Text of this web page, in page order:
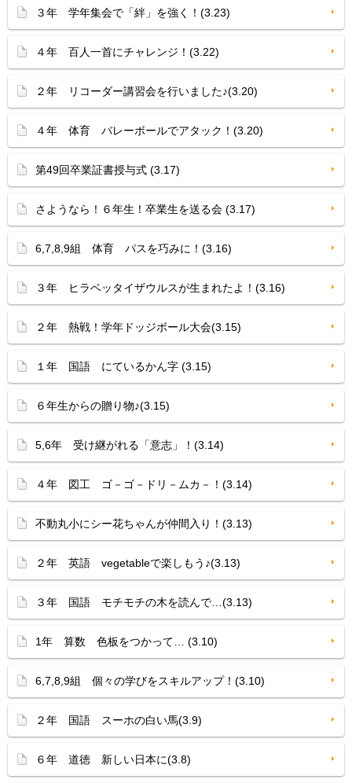
３年 学年集会で「絆」を強く！(3.23)
４年 百人一首にチャレンジ！(3.22)
２年 リコーダー講習会を行いました♪(3.20)
４年 体育 バレーボールでアタック！(3.20)
第49回卒業証書授与式 (3.17)
さようなら！６年生！卒業生を送る会 (3.17)
6,7,8,9組 体育 パスを巧みに！(3.16)
３年 ヒラベッタイザウルスが生まれたよ！(3.16)
２年 熱戦！学年ドッジボール大会(3.15)
１年 国語 にているかん字 (3.15)
６年生からの贈り物♪(3.15)
5,6年 受け継がれる「意志」！(3.14)
４年 図工 ゴ－ゴ－ドリ－ムカ－！(3.14)
不動丸小にシー花ちゃんが仲間入り！(3.13)
２年 英語 vegetableで楽しもう♪(3.13)
３年 国語 モチモチの木を読んで…(3.13)
1年 算数 色板をつかって… (3.10)
6,7,8,9組 個々の学びをスキルアップ！(3.10)
２年 国語 スーホの白い馬(3.9)
６年 道徳 新しい日本に(3.8)